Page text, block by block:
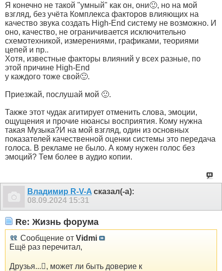
Я конечно не такой "умный" как он, они🙂, но на мой
взгляд, без учёта Комплекса факторов влияющих на
качество звука создать High-End систему не возможно. И
оно, качество, не ограничивается исключительно
схемотехникой, измерениями, графиками, теориями
цепей и пр..
Хотя, известные факторы влияний у всех разные, по
этой причине High-End
у каждого тоже свой🙂.
Приезжай, послушай мой 🙂.
Также этот чудак агитирует отменить слова, эмоции,
ощущения и прочие нюансы восприятия. Кому нужна
такая Музыка?И на мой взгляд, один из основных
показателей качественной оценки системы это передача
голоса. В рекламе не было. А кому нужен голос без
эмоций? Тем более в аудио копии.
Владимир R-V-A сказал(-а):
08.09.2024 15:31
Re: Жизнь форума
Сообщение от Vidmi
Ещё раз перечитал,
Друзья..., может ли быть доверие к